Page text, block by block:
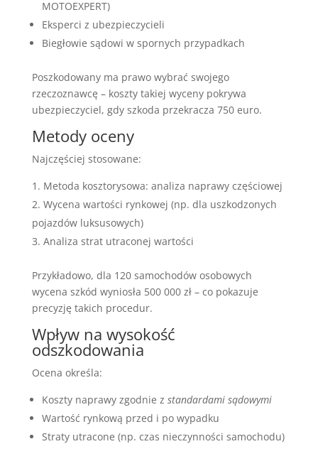
MOTOEXPERT)
Eksperci z ubezpieczycieli
Biegłowie sądowi w spornych przypadkach
Poszkodowany ma prawo wybrać swojego
rzeczoznawcę – koszty takiej wyceny pokrywa
ubezpieczyciel, gdy szkoda przekracza 750 euro.
Metody oceny
Najczęściej stosowane:
Metoda kosztorysowa: analiza naprawy częściowej
Wycena wartości rynkowej (np. dla uszkodzonych
pojazdów luksusowych)
Analiza strat utraconej wartości
Przykładowo, dla 120 samochodów osobowych
wycena szkód wyniosła 500 000 zł – co pokazuje
precyzję takich procedur.
Wpływ na wysokość
odszkodowania
Ocena określa:
Koszty naprawy zgodnie z standardami sądowymi
Wartość rynkową przed i po wypadku
Straty utracone (np. czas nieczynności samochodu)